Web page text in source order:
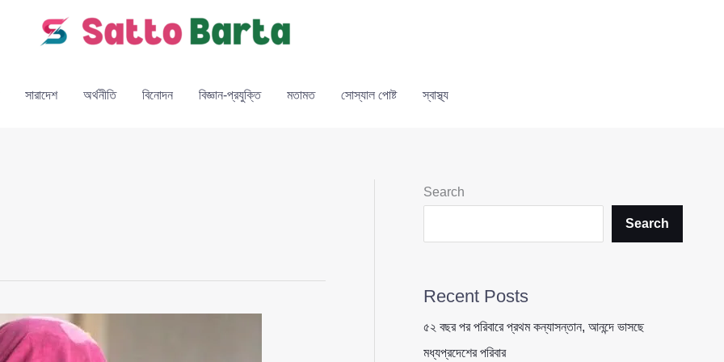
সারাদেশ অর্থনীতি বিনোদন বিজ্ঞান-প্রযুক্তি মতামত সোস্যাল পোষ্ট স্বাস্থ্য
Search
Search
Recent Posts
৫২ বছর পর পরিবারে প্রথম কন্যাসন্তান, আনন্দে ভাসছে
মধ্যপ্রদেশের পরিবার